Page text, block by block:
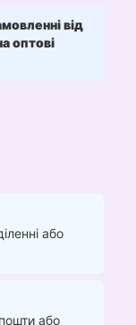
від
оптові
або
або